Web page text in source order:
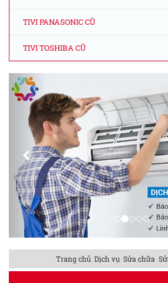
TIVI PANASONIC CŨ
TIVI TOSHIBA CŨ
Previous
Trang chủ Dịch vụ Sửa chữa